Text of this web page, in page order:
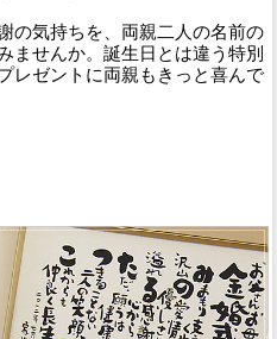
の気持ちを、両親二人の名前の
ませんか。誕生日とは違う特別
レゼントに両親もきっと喜んで